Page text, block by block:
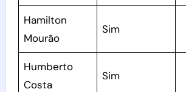
Hamilton
Mourão
Sim
Humberto
Costa
Sim